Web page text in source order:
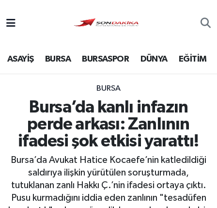
ASAYİŞ BURSA BURSASPOR DÜNYA EĞİTİM
BURSA
Bursa’da kanlı infazın
perde arkası: Zanlının
ifadesi şok etkisi yarattı!
Bursa’da Avukat Hatice Kocaefe’nin katledildiği
saldırıya ilişkin yürütülen soruşturmada,
tutuklanan zanlı Hakkı Ç.’nin ifadesi ortaya çıktı.
Pusu kurmadığını iddia eden zanlının "tesadüfen
Bursa
Ekonomi
Foto Galeri
Genel
Gündem